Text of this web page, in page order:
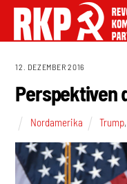
12. DEZEMBER 2016
Perspektiven
Nordamerika Trump,